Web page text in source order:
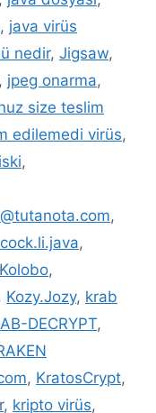
, java virüs
nedir, Jigsaw,
jpeg onarma,
size teslim
edilemedi virüs,
,
,
,
Kolobo,
Kozy.Jozy, krab
DECRYPT,
, KratosCrypt,
, kripto virüs,